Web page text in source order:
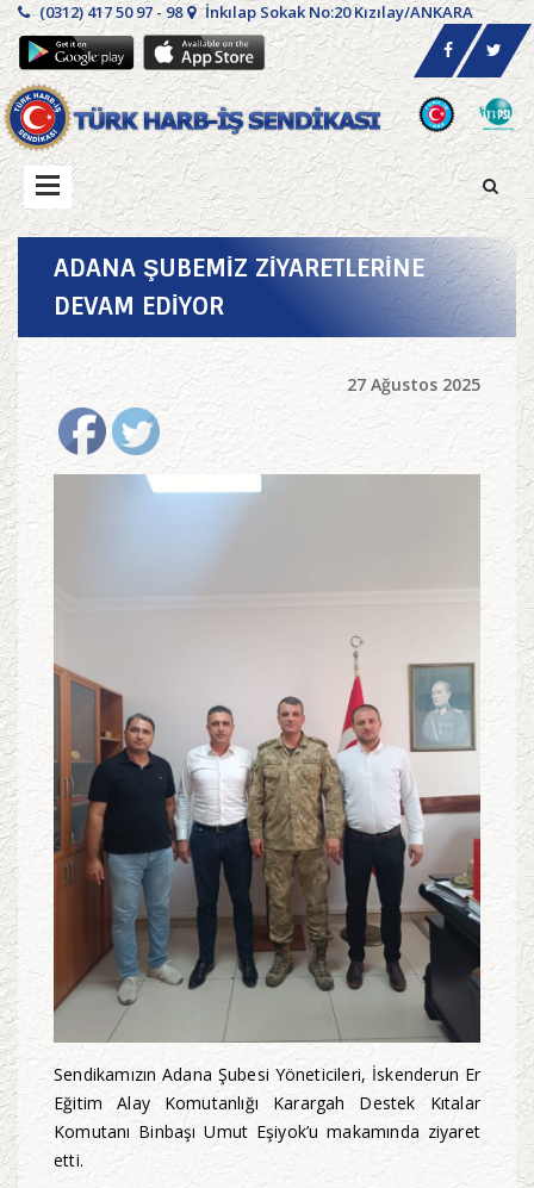
(0312) 417 50 97 - 98 İnkılap Sokak No:20 Kızılay/ANKARA
ADANA ŞUBEMİZ ZİYARETLERİNE
DEVAM EDİYOR
27 Ağustos 2025
Sendikamızın Adana Şubesi Yöneticileri, İskenderun Er
Eğitim Alay Komutanlığı Karargah Destek Kıtalar
Komutanı Binbaşı Umut Eşiyok’u makamında ziyaret
etti.